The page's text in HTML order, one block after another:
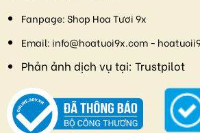
Fanpage:Shop Hoa Tươi 9x
Email: info@hoatuoi9x.com -
Phản ảnh dịch vụ tại: Trustpilot